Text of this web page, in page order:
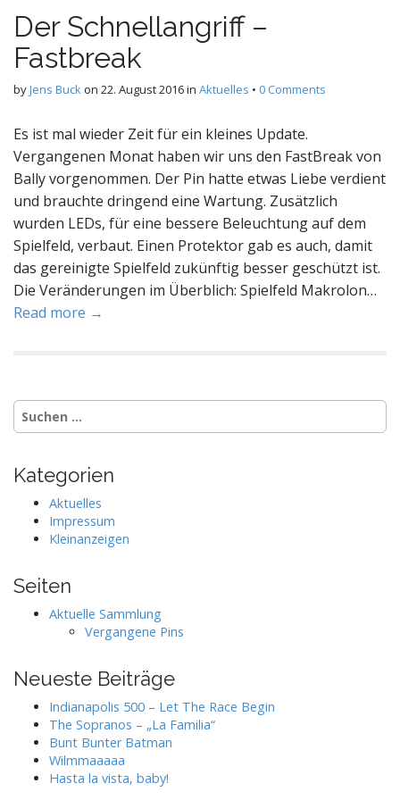
Der Schnellangriff –
Fastbreak
byJens Buckon 22. August 2016in Aktuelles • 0 Comments
Es ist mal wieder Zeit für ein kleines Update.
Vergangenen Monat haben wir uns den FastBreak von
Bally vorgenommen. Der Pin hatte etwas Liebe verdient
und brauchte dringend eine Wartung. Zusätzlich
wurden LEDs, für eine bessere Beleuchtung auf dem
Spielfeld, verbaut. Einen Protektor gab es auch, damit
das gereinigte Spielfeld zukünftig besser geschützt ist.
Die Veränderungen im Überblich: Spielfeld Makrolon…
Read more →
Suchen
nach:
Kategorien
Aktuelles
Impressum
Kleinanzeigen
Seiten
Aktuelle Sammlung
Vergangene Pins
Neueste Beiträge
Indianapolis 500 – Let The Race Begin
The Sopranos – „La Familia“
Bunt Bunter Batman
Wilmmaaaaa
Hasta la vista, baby!